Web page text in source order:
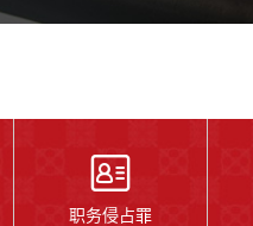
广东揭阳职务犯罪再审
职务侵占罪